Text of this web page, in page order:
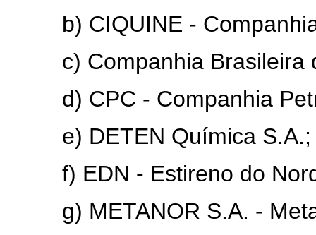
b) CIQUINE -
c) Companhia Brasileira
d) CPC - Companhia
e) DETEN Química S.A.;
f) EDN - Estireno do
g) METANOR S.A. -